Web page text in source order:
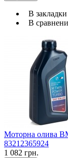
В закладки
В
Моторна олива
83212365924
1 082 грн.